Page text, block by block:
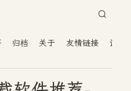
归档 关于 友情链接 读者